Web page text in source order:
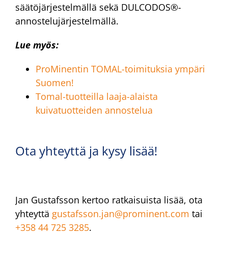
säätöjärjestelmällä sekä DULCODOS®-
annostelujärjestelmällä.
Lue myös:
ProMinentin TOMAL-toimituksia ympäri
Suomen!
Tomal-tuotteilla laaja-alaista
kuivatuotteiden annostelua
Ota yhteyttä ja kysy lisää!
Jan Gustafsson kertoo ratkaisuista lisää, ota
yhteyttä gustafsson.jan@prominent.com tai
+358 44 725 3285.